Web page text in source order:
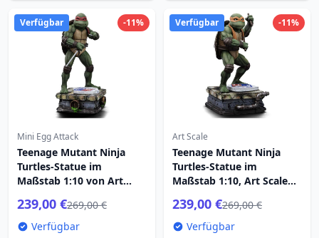
-11%
Verfügbar
Mini Egg Attack
Teenage Mutant Ninja
Turtles-Statue im
Maßstab 1:10 von Art
239,00 €269,00 €
Verfügbar
-11%
Verfügbar
Art Scale
Teenage Mutant Ninja
Turtles-Statue im
Maßstab 1:10, Art Scale
239,00 €269,00 €
Verfügbar